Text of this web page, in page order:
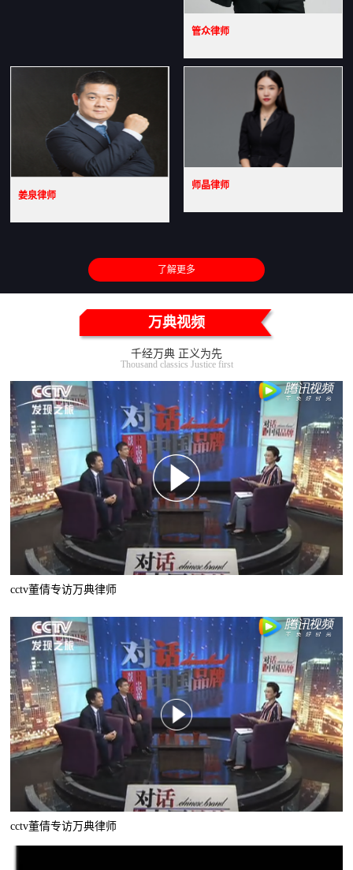
管众律师
姜泉律师
师晶律师
了解更多
万典视频
千经万典 正义为先
Thousand classics Justice first
cctv董倩专访万典律师
cctv董倩专访万典律师